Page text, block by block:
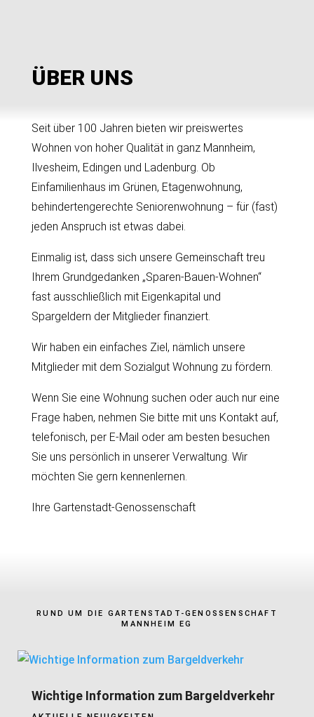
ÜBER UNS
Seit über 100 Jahren bieten wir preiswertes
Wohnen von hoher Qualität in ganz Mannheim,
Ilvesheim, Edingen und Ladenburg. Ob
Einfamilienhaus im Grünen, Etagenwohnung,
behindertengerechte Seniorenwohnung – für (fast)
jeden Anspruch ist etwas dabei.
Einmalig ist, dass sich unsere Gemeinschaft treu
Ihrem Grundgedanken „Sparen-Bauen-Wohnen“
fast ausschließlich mit Eigenkapital und
Spargeldern der Mitglieder finanziert.
Wir haben ein einfaches Ziel, nämlich unsere
Mitglieder mit dem Sozialgut Wohnung zu fördern.
Wenn Sie eine Wohnung suchen oder auch nur eine
Frage haben, nehmen Sie bitte mit uns Kontakt auf,
telefonisch, per E-Mail oder am besten besuchen
Sie uns persönlich in unserer Verwaltung. Wir
möchten Sie gern kennenlernen.
Ihre Gartenstadt-Genossenschaft
RUND UM DIE GARTENSTADT-GENOSSENSCHAFT
MANNHEIM EG
Wichtige Information zum Bargeldverkehr